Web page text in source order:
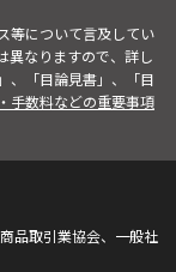
等について言及してい
異なりますので、詳し
、「目論見書」、「目
手数料などの重要事項
品取引業協会、一般社